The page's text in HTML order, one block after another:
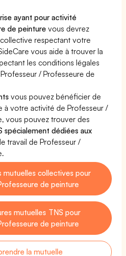
ayant pour activité
de peinture vous devrez
respectant votre
vous aide à trouver la
les conditions légales
/ Professeure de
vous pouvez bénéficier de
à votre activité de Professeur /
vous pouvez trouver des
spécialement dédiées aux
travail de Professeur /
mutuelles collectives pour
de peinture
mutuelles TNS pour
de peinture
la mutuelle